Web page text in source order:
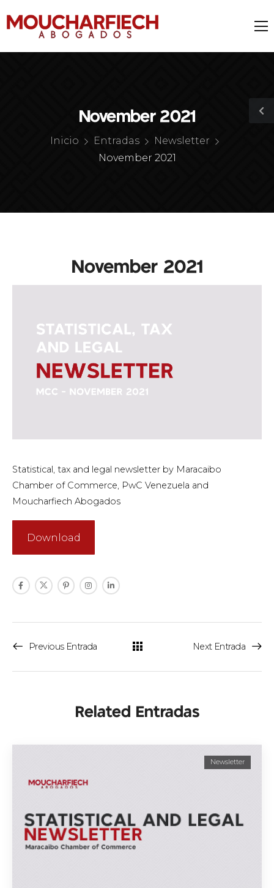
November 2021
Inicio Entradas
Newsletter
November 2021
November 2021
Statistical, tax and legal newsletter by Maracaibo
Chamber of Commerce, PwC Venezuela and
Moucharfiech Abogados
Download
Previous Entrada Next Entrada
Related Entradas
Newsletter